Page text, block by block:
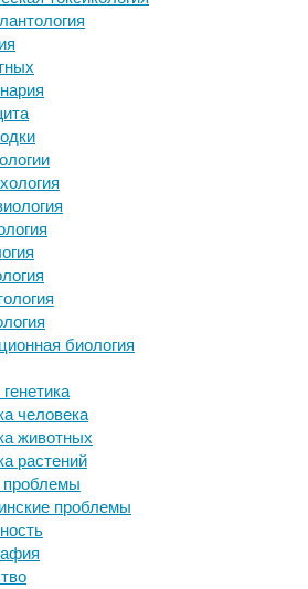
биология
человека
животных
растений
проблемы
,
за гранью мыслимого.
детского питания
гены, считает член
занятости
банки: ученые оценили
на крафтовое пиво
новостями